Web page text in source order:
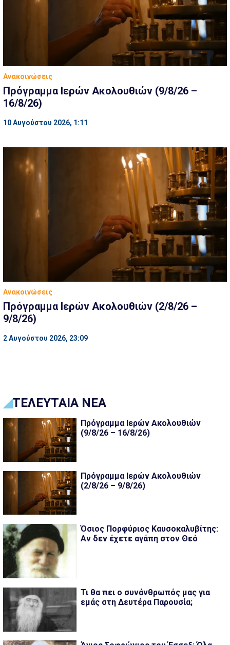
Ανακοινώσεις
Πρόγραμμα Ιερών Ακολουθιών (9/8/26 –
16/8/26)
10 Αυγούστου 2026, 1:11
Ανακοινώσεις
Πρόγραμμα Ιερών Ακολουθιών (2/8/26 –
9/8/26)
2 Αυγούστου 2026, 23:09
ΤΕΛΕΥΤΑΙΑ ΝΕΑ
Πρόγραμμα Ιερών Ακολουθιών
(9/8/26 – 16/8/26)
Πρόγραμμα Ιερών Ακολουθιών
(2/8/26 – 9/8/26)
Όσιος Πορφύριος Καυσοκαλυβίτης:
Αν δεν έχετε αγάπη στον Θεό
Τι θα πει ο συνάνθρωπός μας για
εμάς στη Δευτέρα Παρουσία;